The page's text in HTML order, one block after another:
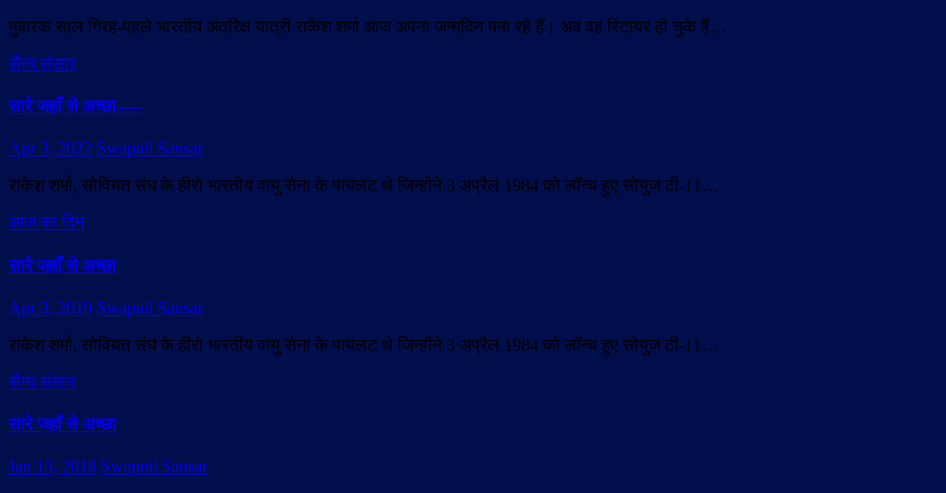
मुबारक साल गिरह-पहले भारतीय अंतरिक्ष यात्री राकेश शर्मा आज अपना जन्मदिन मना रहे हैं। अब वह रिटायर हो चुके हैं…
सैन्य संसार
सारे जहाँ से अच्छा—–
Apr 3, 2022 Swapnil Sansar
राकेश शर्मा, सोवियत संघ के हीरो भारतीय वायु सेना के पायलट थे जिन्होंने 3 अप्रैल 1984 को लॉन्च हुए सोयुज टी-11…
आज का दिन
सारे जहाँ से अच्छा
Apr 3, 2019 Swapnil Sansar
राकेश शर्मा, सोवियत संघ के हीरो भारतीय वायु सेना के पायलट थे जिन्होंने 3 अप्रैल 1984 को लॉन्च हुए सोयुज टी-11…
सैन्य संसार
सारे जहाँ से अच्छा
Jan 13, 2018 Swapnil Sansar